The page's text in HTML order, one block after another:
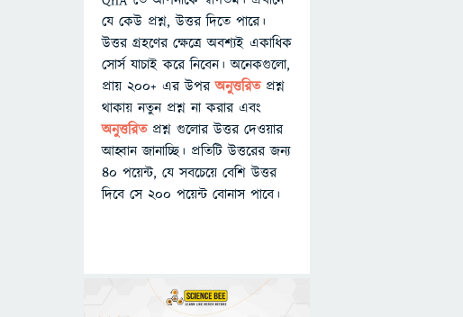
যে কেউ প্রশ্ন, উত্তর দিতে পারে।
উত্তর গ্রহণের ক্ষেত্রে অবশ্যই একাধিক
সোর্স যাচাই করে নিবেন। অনেকগুলো,
প্রায় ২০০+ এর উপরঅনুত্তরিতপ্রশ্ন
থাকায় নতুন প্রশ্ন না করার এবং
অনুত্তরিত প্রশ্ন গুলোর উত্তর দেওয়ার
আহ্বান জানাচ্ছি। প্রতিটি উত্তরের জন্য
৪০ পয়েন্ট, যে সবচেয়ে বেশি উত্তর
দিবে সে ২০০ পয়েন্ট বোনাস পাবে।